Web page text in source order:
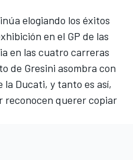
elogiando los éxitos
en el GP de las
en las cuatro carreras
de Gresini asombra con
Ducati, y tanto es así,
reconocen querer copiar